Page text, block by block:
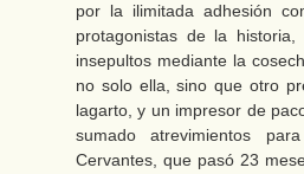
por la ilimitada adhesión
protagonistas de la
insepultos mediante la
no solo ella, sino que otro
lagarto, y un impresor de
sumado atrevimientos
Cervantes, que pasó 23